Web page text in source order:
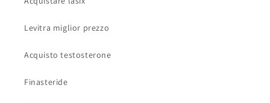
Levitra miglior prezzo
Acquisto testosterone
Finasteride